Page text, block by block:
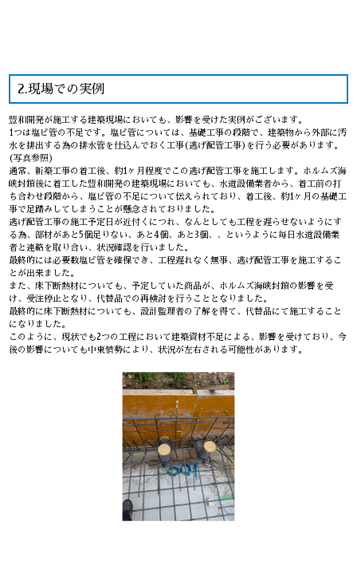
2.現場での実例
豊和開発が施工する建築現場においても、影響を受けた実例がございます。
1つは塩ビ管の不足です。塩ビ管については、基礎工事の段階で、建築物から外部に汚
水を排出する為の排水管を仕込んでおく工事(逃げ配管工事)を行う必要があります。
(写真参照)
通常、新築工事の着工後、約1ヶ月程度でこの逃げ配管工事を施工します。ホルムズ海
峡封鎖後に着工した豊和開発の建築現場においても、水道設備業者から、着工前の打
ち合わせ段階から、塩ビ管の不足について伝えられており、着工後、約1ヶ月の基礎工
事で足踏みしてしまうことが懸念されておりました。
逃げ配管工事の施工予定日が近付くにつれ、なんとしても工程を遅らせないようにす
る為、部材があと5個足りない、あと4個、あと3個、、というように毎日水道設備業
者と連絡を取り合い、状況確認を行いました。
最終的には必要数塩ビ管を確保でき、工程遅れなく無事、逃げ配管工事を施工するこ
とが出来ました。
また、床下断熱材についても、予定していた商品が、ホルムズ海峡封鎖の影響を受
け、受注停止となり、代替品での再検討を行うこととなりました。
最終的に床下断熱材についても、設計監理者の了解を得て、代替品にて施工すること
になりました。
このように、現状でも2つの工程において建築資材不足による、影響を受けており、今
後の影響についても中東情勢により、状況が左右される可能性があります。